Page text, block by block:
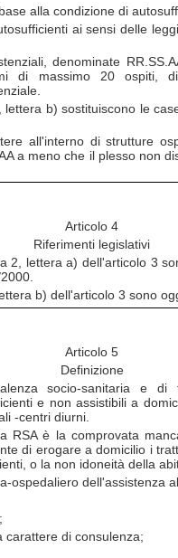
alla condizione di
ai sensi delle
denominate
di massimo 20 ospiti,
b) sostituiscono le
all'interno di strutture
a meno che il plesso non
Articolo 4
Riferimenti legislativi
2, lettera a) dell'articolo 3
b) dell'articolo 3 sono
Articolo 5
Definizione
socio-sanitaria e di
e non assistibili a
-centri diurni.
RSA è la comprovata
di erogare a domicilio i
o la non idoneità della
ospedaliero dell'assistenza
carattere di consulenza;